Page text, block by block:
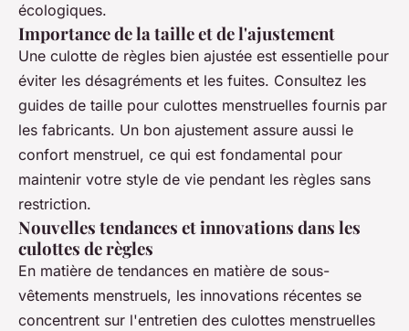
écologiques.
Importance de la taille et de l'ajustement
Une culotte de règles bien ajustée est essentielle pour
éviter les désagréments et les fuites. Consultez les
guides de taille pour culottes menstruelles fournis par
les fabricants. Un bon ajustement assure aussi le
confort menstruel, ce qui est fondamental pour
maintenir votre style de vie pendant les règles sans
restriction.
Nouvelles tendances et innovations dans les
culottes de règles
En matière de tendances en matière de sous-
vêtements menstruels, les innovations récentes se
concentrent sur l'entretien des culottes menstruelles